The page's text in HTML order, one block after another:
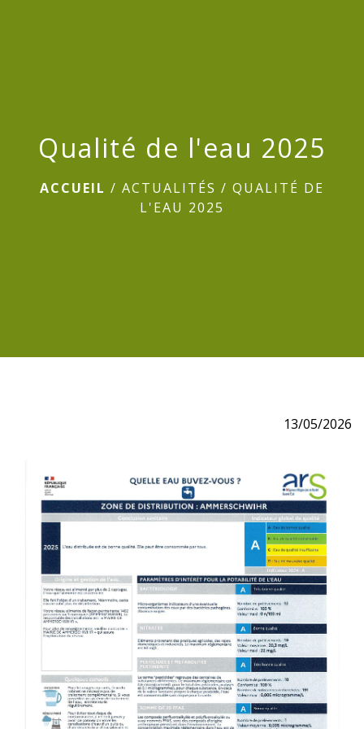
Qualité de l'eau 2025
ACCUEIL / ACTUALITÉS / QUALITÉ DE
L'EAU 2025
13/05/2026